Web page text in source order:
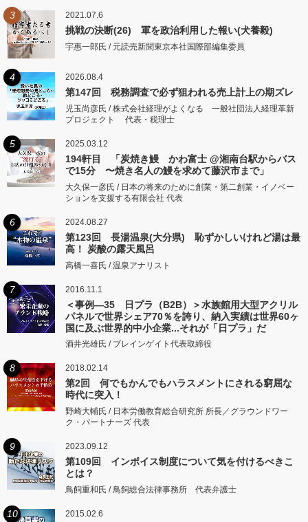
3 2021.07.6
挑戦の決断(26) 軍を政治利用した報い(犬養毅)
宇惠一郎氏 / 元読売新聞東京本社国際部編集委員
4 2026.08.4
第147回 税務調査で必ず狙われる売上計上の期ズレ
児玉尚彦氏 / 株式会社経理がよくなる 一般社団法人経理革新
プロジェクト 代表・税理士
5 2025.03.12
194軒目 「炭焼き鰻 かわ富士 @湘南台駅からバス
で15分 〜焼き名人の鰻を求めて藤沢市まで」
大久保一彦氏 / 日本の将来のために創業・第二創業・イノベー
ションを支援する有限会社 代表
6 2024.08.27
第123回 長湯温泉(大分県) 恥ずかしいけれど湯は最
高！ 炭酸の露天風呂
高橋一喜氏 / 温泉アナリスト
7 2016.11.1
＜事例―35 日プラ（B2B）＞水族館用大型アクリル
パネルで世界シェア70％を誇り、納入実績は世界60ヶ
国に及ぶ世界的中小企業...それが「日プラ」だ
酒井光雄氏 / ブレインゲイト代表取締役
8 2018.02.14
第2回 何でもかんでもハラスメントにされる窮屈な
時代に突入！
野崎大輔氏 / 日本労働教育総合研究所 所長／グラウンドワー
ク・パートナーズ 代表
9 2023.09.12
第109回 インボイス制度について気を付けるべきこ
とは？
鳥飼重和氏 / 鳥飼総合法律事務所 代表弁護士
10 2015.02.6